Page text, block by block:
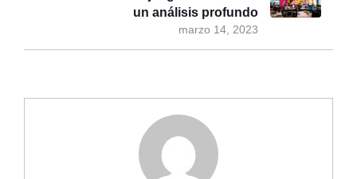
marzo 14, 2023
un análisis profundo